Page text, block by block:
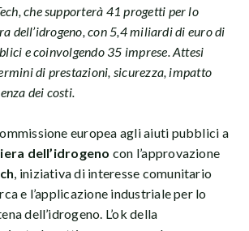
che supporterà 41 progetti per lo
dell’idrogeno, con 5,4 miliardi di euro di
e coinvolgendo 35 imprese. Attesi
di prestazioni, sicurezza, impatto
dei costi.
europea agliaiuti pubblici a
dell’idrogeno con l’approvazione
, iniziativa di interesse comunitario
e l’applicazione industriale per lo
dell’idrogeno. L’ok della